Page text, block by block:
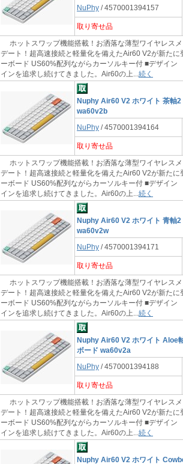
NuPhy / 4570001394157
取り寄せ品
ホットスワップ機能搭載！お洒落な薄型ワイヤレス
デート！超高速接続と軽量化を備えたAir60 V2が新た
ーボード US60%配列ながらカーソルキー付 ■デザイン
インを追求し続けてきました。Air60の上... 続く
Nuphy Air60 V2 ホワイト 茶軸2
wa60v2b
NuPhy / 4570001394164
取り寄せ品
ホットスワップ機能搭載！お洒落な薄型ワイヤレス
デート！超高速接続と軽量化を備えたAir60 V2が新た
ーボード US60%配列ながらカーソルキー付 ■デザイン
インを追求し続けてきました。Air60の上... 続く
Nuphy Air60 V2 ホワイト 青軸2
wa60v2w
NuPhy / 4570001394171
取り寄せ品
ホットスワップ機能搭載！お洒落な薄型ワイヤレス
デート！超高速接続と軽量化を備えたAir60 V2が新た
ーボード US60%配列ながらカーソルキー付 ■デザイン
インを追求し続けてきました。Air60の上... 続く
Nuphy Air60 V2 ホワイト Aloe
ボード wa60v2a
NuPhy / 4570001394188
取り寄せ品
ホットスワップ機能搭載！お洒落な薄型ワイヤレス
デート！超高速接続と軽量化を備えたAir60 V2が新た
ーボード US60%配列ながらカーソルキー付 ■デザイン
インを追求し続けてきました。Air60の上... 続く
Nuphy Air60 V2 ホワイト